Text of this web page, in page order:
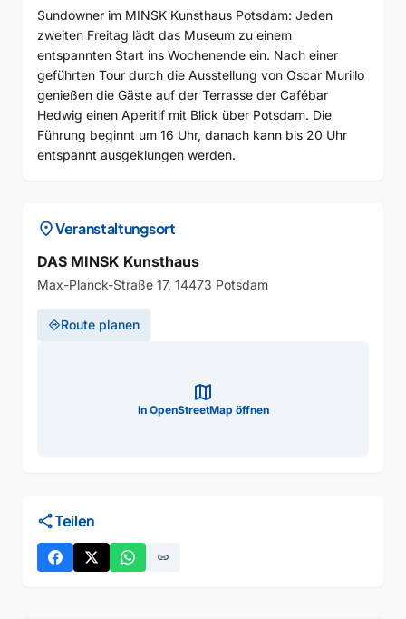
Sundowner im MINSK Kunsthaus Potsdam: Jeden
zweiten Freitag lädt das Museum zu einem
entspannten Start ins Wochenende ein. Nach einer
geführten Tour durch die Ausstellung von Oscar Murillo
genießen die Gäste auf der Terrasse der Cafébar
Hedwig einen Aperitif mit Blick über Potsdam. Die
Führung beginnt um 16 Uhr, danach kann bis 20 Uhr
entspannt ausgeklungen werden.
location_onVeranstaltungsort
DAS MINSK Kunsthaus
Max-Planck-Straße 17, 14473 Potsdam
directionsRoute planen
map
In OpenStreetMap öffnen
shareTeilen
link